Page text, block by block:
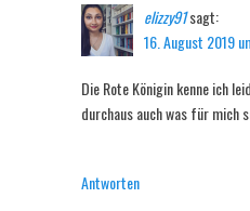
elizzy91sagt:
16. August 2019
Die Rote Königin kenne ich
durchaus auch was für mich
Antworten